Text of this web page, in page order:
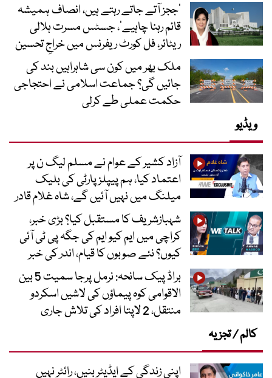
’ججز آتے جاتے رہتے ہیں، انصاف ہمیشہ
قائم رہنا چاہیے‘، جسٹس مسرت ہلالی
ریٹائر، فل کورٹ ریفرنس میں خراجِ تحسین
ملک بھر میں کون سی شاہراہیں بند کی
جائیں گی؟ جماعت اسلامی نے احتجاجی
حکمت عملی طے کرلی
ویڈیو
آزاد کشیر کے عوام نے مسلم لیگ ن پر
اعتماد کیا، ہم پیپلز پارٹی کی بلیک
میلنگ میں نہیں آئیں گے، شاہ غلام قادر
شہبازشریف کا مستقبل کیا؟ بڑی خبر،
کراچی میں ایم کیو ایم کی جگہ پی ٹی آئی
کیوں؟ نئے صوبوں کا قیام، اندر کی خبر
براڈ پیک سانحہ: نرمل پرجا سمیت 5 بین
الاقوامی کوہ پیماؤں کی لاشیں اسکردو
منتقل، 2 لاپتا افراد کی تلاش جاری
کالم / تجزیہ
اپنی زندگی کے ایڈیٹر بنیں، رائٹر نہیں